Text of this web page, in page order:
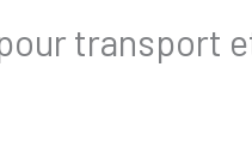
transport